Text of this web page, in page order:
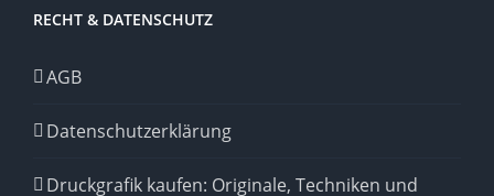
RECHT & DATENSCHUTZ
AGB
Datenschutzerklärung
Druckgrafik kaufen: Originale, Techniken und